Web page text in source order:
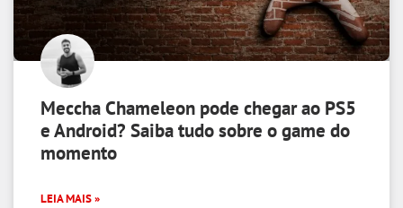
Meccha Chameleon pode chegar ao PS5
e Android? Saiba tudo sobre o game do
momento
LEIA MAIS »